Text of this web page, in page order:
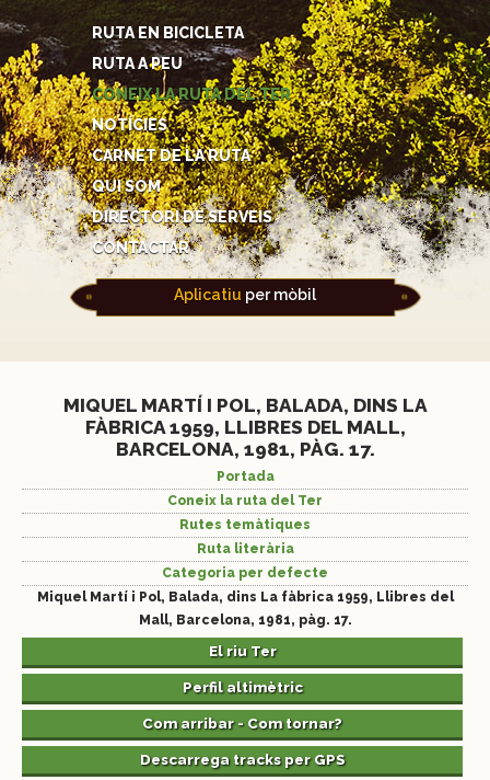
RUTA EN BICICLETA
RUTA A PEU
CONEIX LA RUTA DEL TER
NOTÍCIES
CARNET DE LA RUTA
QUI SOM
DIRECTORI DE SERVEIS
CONTACTAR
Aplicatiu per mòbil
MIQUEL MARTÍ I POL, BALADA, DINS LA
FÀBRICA 1959, LLIBRES DEL MALL,
BARCELONA, 1981, PÀG. 17.
Portada
Coneix la ruta del Ter
Rutes temàtiques
Ruta literària
Categoria per defecte
Miquel Martí i Pol, Balada, dins La fàbrica 1959, Llibres del
Mall, Barcelona, 1981, pàg. 17.
El riu Ter
Perfil altimètric
Com arribar - Com tornar?
Descarrega tracks per GPS